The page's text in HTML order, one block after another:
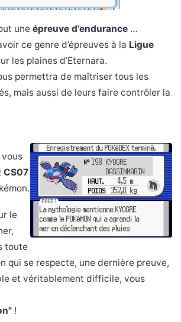
une épreuve d’endurance …
ce genre d’épreuves à la Ligue
les plaines d’Eternara.
permettra de maîtriser tous les
mais aussi de leurs faire contrôler la
CS07
le
toute
qui se respecte, une dernière preuve,
et véritablement difficile, vous
!